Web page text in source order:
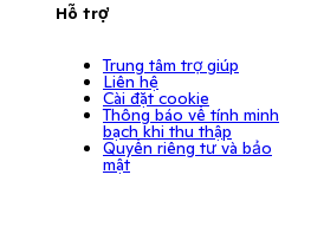
Hỗ trợ
Trung tâm trợ giúp
Liên hệ
Cài đặt cookie
Thông báo về tính minh
bạch khi thu thập
Quyền riêng tư và bảo
mật